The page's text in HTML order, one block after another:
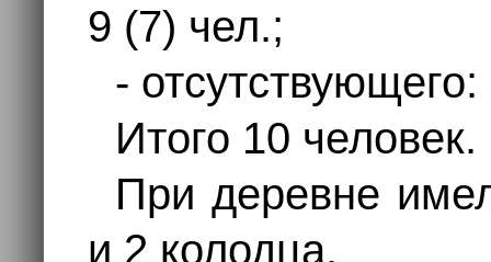
9 (7) чел.;
-
Итого 10 человек.
При деревне
и 2 колодца.